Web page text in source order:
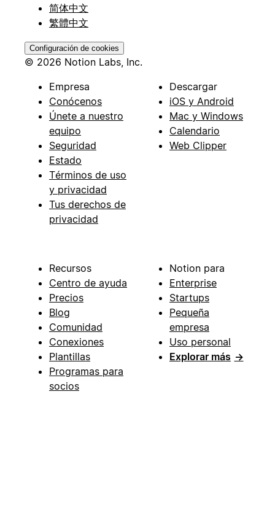
简体中文
繁體中文
Configuración de cookies
© 2026 Notion Labs, Inc.
Empresa
Conócenos
Únete a nuestro
equipo
Seguridad
Estado
Términos de uso
y privacidad
Tus derechos de
privacidad
Descargar
iOS y Android
Mac y Windows
Calendario
Web Clipper
Recursos
Centro de ayuda
Precios
Blog
Comunidad
Conexiones
Plantillas
Programas para
socios
Notion para
Enterprise
Startups
Pequeña
empresa
Uso personal
Explorar más →